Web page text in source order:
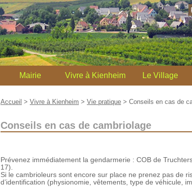
Mairie Vivre à Kienheim Le Village
Accueil > Vivre à Kienheim > Vie pratique > Conseils en cas de
Conseils en cas de cambriolage
Prévenez immédiatement la gendarmerie : COB de
17).
Si le cambrioleurs sont encore sur place ne prenez pas de
d’identification (physionomie, vêtements, type de véhicule,